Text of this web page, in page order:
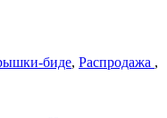
биде, Распродажа ,